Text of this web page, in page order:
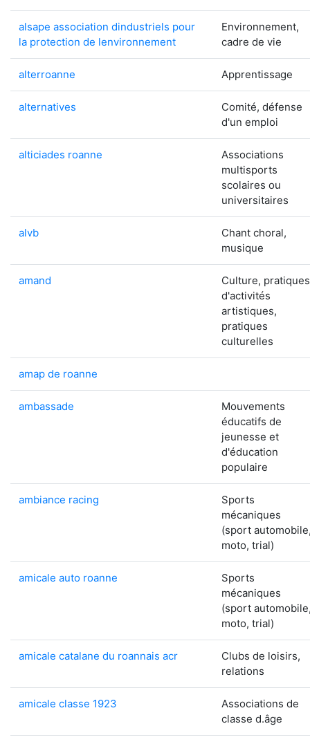
alsape association dindustriels pour
la protection de lenvironnement
Environnement,
cadre de vie
alterroanne Apprentissage
alternatives
Comité, défense
d'un emploi
alticiades roanne
Associations
multisports
scolaires ou
universitaires
alvb
Chant choral,
musique
amand
Culture, pratiques
d'activités
artistiques,
pratiques
culturelles
amap de roanne
ambassade
Mouvements
éducatifs de
jeunesse et
d'éducation
populaire
ambiance racing
Sports
mécaniques
(sport
moto, trial)
amicale auto roanne
Sports
mécaniques
(sport
moto, trial)
amicale catalane du roannais acr
Clubs de loisirs,
relations
amicale classe 1923
Associations de
classe d.âge